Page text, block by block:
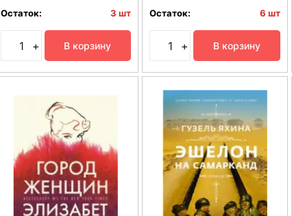
Остаток:
3 шт
+ В корзину
Остаток:
6 шт
+ В корзину